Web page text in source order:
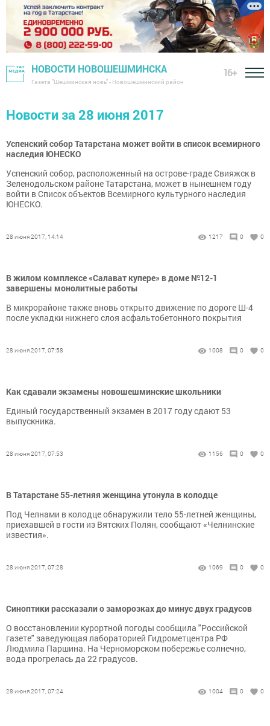
НОВОСТИ НОВОШЕШМИНСКА
Газета "Шешминская новь" - Новошешминский район
16+
Новости за 28 июня 2017
Успенский собор Татарстана может войти в список всемирного
наследия ЮНЕСКО
Успенский собор, расположенный на острове-граде Свияжск в
Зеленодольском районе Татарстана, может в нынешнем году
войти в Список объектов Всемирного культурного наследия
ЮНЕСКО.
28 июня 2017, 14:14 1217 0 0
В жилом комплексе «Салават купере» в доме №12-1
завершены монолитные работы
В микрорайоне также вновь открыто движение по дороге Ш-4
после укладки нижнего слоя асфальтобетонного покрытия
28 июня 2017, 07:58 1008 0 0
Как сдавали экзамены новошешминские школьники
Единый государственный экзамен в 2017 году сдают 53
выпускника.
28 июня 2017, 07:53 1156 0 0
В Татарстане 55-летняя женщина утонула в колодце
Под Челнами в колодце обнаружили тело 55-летней женщины,
приехавшей в гости из Вятских Полян, сообщают «Челнинские
известия».
28 июня 2017, 07:28 1069 0 0
Синоптики рассказали о заморозках до минус двух градусов
О восстановлении курортной погоды сообщила "Российской
газете" заведующая лабораторией Гидрометцентра РФ
Людмила Паршина. На Черноморском побережье солнечно,
вода прогрелась да 22 градусов.
28 июня 2017, 07:24 1004 0 0